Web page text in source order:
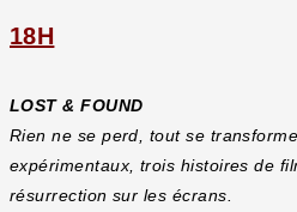
18H
LOST & FOUND
Rien ne se perd, tout se
expérimentaux, trois histoires de
résurrection sur les écrans.